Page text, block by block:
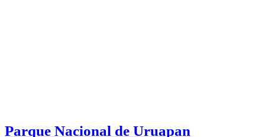
Parque Nacional de Uruapan